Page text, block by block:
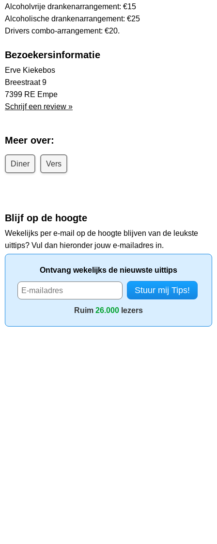
Alcoholvrije drankenarrangement: €15
Alcoholische drankenarrangement: €25
Drivers combo-arrangement: €20.
Bezoekersinformatie
Erve Kiekebos
Breestraat 9
7399 RE Empe
Schrijf een review »
Meer over:
Diner Vers
Blijf op de hoogte
Wekelijks per e-mail op de hoogte blijven van de leukste
uittips? Vul dan hieronder jouw e-mailadres in.
Ontvang wekelijks de nieuwste uittips
Ruim 26.000 lezers